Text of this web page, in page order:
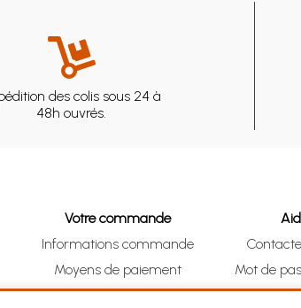
des colis sous 24 à
48h ouvrés.
Votre commande
Informations commande
Moyens de paiement
Suivre vos achats
Mot de
Je me